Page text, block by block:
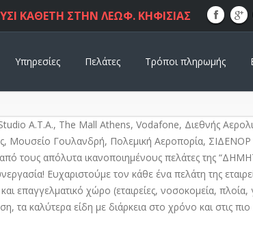
ΚΑΘΕΤΗ ΣΤΗΝ ΛΕΩΦ. ΚΗΦΙΣΙΑΣ
Υπηρεσίες Πελάτες Τρόποι πληρωμής
Α.Τ.Α., The Mall Athens, Vodafone, Διεθνής
Μουσείο Γουλανδρή, Πολεμική Αεροπορία, ΣΙΔΕΝΟΡ
τους απόλυτα ικανοποιημένους πελάτες της
Ευχαριστούμε τον κάθε ένα πελάτη της
επαγγελματικό χώρο (εταιρείες, νοσοκομεία, πλοία,
τα καλύτερα είδη με διάρκεια στο χρόνο και στις πιο